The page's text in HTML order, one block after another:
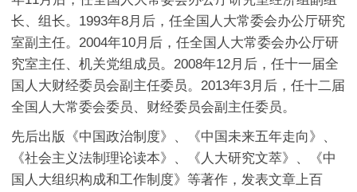
长、组长。1993年8月后，任全国人大常委会办公厅研究
室副主任。2004年10月后，任全国人大常委会办公厅研
究室主任、机关党组成员。2008年12月后，任十一届全
国人大财经委员会副主任委员。2013年3月后，任十二届
全国人大常委会委员、财经委员会副主任委员。
先后出版《中国政治制度》、《中国未来五年走向》、
《社会主义法制理论读本》、《人大研究文萃》、《中
国人大组织构成和工作制度》等著作，发表文章上百